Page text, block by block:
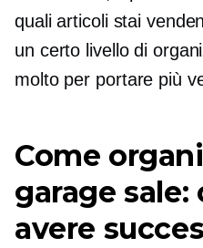
quali articoli stai
un certo livello di
molto per portare più
Come
garage
avere